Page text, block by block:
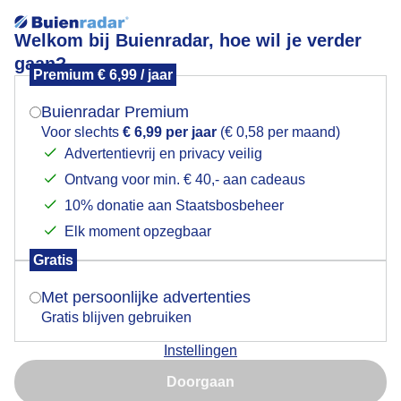
Welkom bij Buienradar, hoe wil je verder
gaan?
Premium € 6,99 / jaar
Buienradar Premium
Voor slechts € 6,99 per jaar (€ 0,58 per maand)
Advertentievrij en privacy veilig
Ontvang voor min. € 40,- aan cadeaus
10% donatie aan Staatsbosbeheer
Elk moment opzegbaar
Gratis
Met persoonlijke advertenties
Gratis blijven gebruiken
Instellingen
Doorgaan
Beregenen
wordt er op veel plaatsen beregend
Door: Toon Boons
Mogen we je locatie gebruiken voor het
Indien je hier nog geen akkoord op hebt gegeven,
verschijnt er zo een pop-up uit je browser waarin
Is goed, toon de popup
Nu niet, misschien later